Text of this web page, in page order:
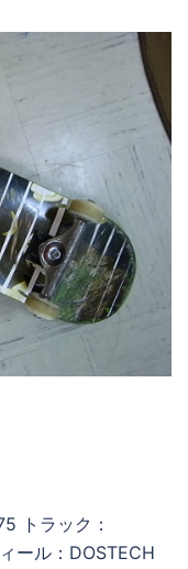
トラック：
ール：DOSTECH